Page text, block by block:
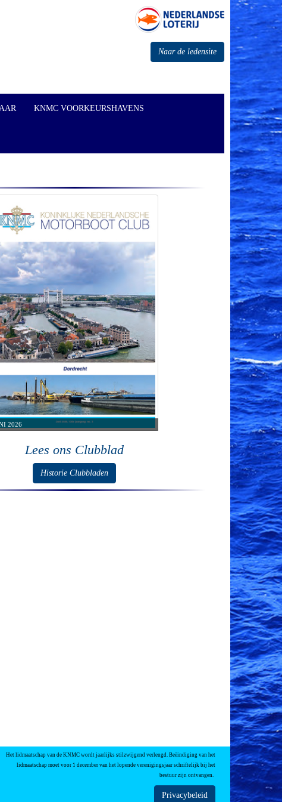
Naar de ledensite
KNMC VOORKEURSHAVENS
2026
Lees ons Clubblad
Historie Clubbladen
Het lidmaatschap van de KNMC wordt jaarlijks stilzwijgend verlengd. Beëindiging van het
lidmaatschap moet voor 1 december van het lopende verenigingsjaar schriftelijk bij het
bestuur zijn ontvangen.
Privacybeleid